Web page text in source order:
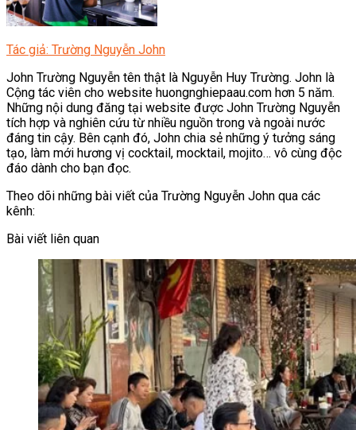
Tác giả: Trường Nguyễn John
John Trường Nguyễn tên thật là Nguyễn Huy Trường. John là
Cộng tác viên cho website huongnghiepaau.com hơn 5 năm.
Những nội dung đăng tại website được John Trường Nguyễn
tích hợp và nghiên cứu từ nhiều nguồn trong và ngoài nước
đáng tin cậy. Bên cạnh đó, John chia sẻ những ý tưởng sáng
tạo, làm mới hương vị cocktail, mocktail, mojito… vô cùng độc
đáo dành cho bạn đọc.
Theo dõi những bài viết của Trường Nguyễn John qua các
kênh:
Bài viết liên quan